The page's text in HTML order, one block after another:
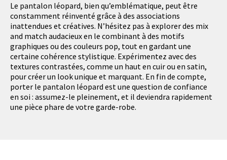
Le pantalon léopard, bien qu’emblématique, peut être
constamment réinventé grâce à des associations
inattendues et créatives. N’hésitez pas à explorer des mix
and match audacieux en le combinant à des motifs
graphiques ou des couleurs pop, tout en gardant une
certaine cohérence stylistique. Expérimentez avec des
textures contrastées, comme un haut en cuir ou en satin,
pour créer un look unique et marquant. En fin de compte,
porter le pantalon léopard est une question de confiance
en soi : assumez-le pleinement, et il deviendra rapidement
une pièce phare de votre garde-robe.